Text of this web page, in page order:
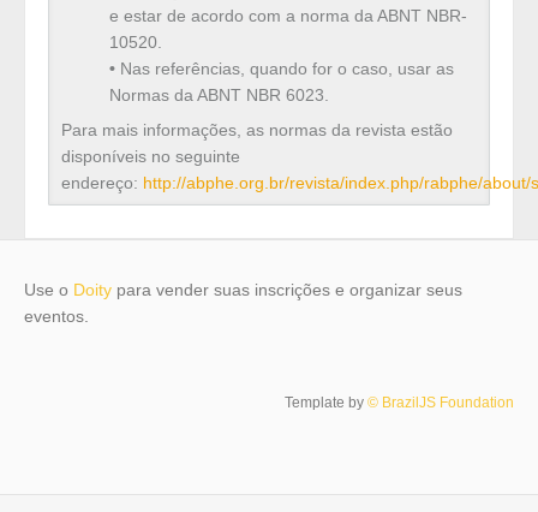
e estar de acordo com a norma da ABNT NBR-
10520.
• Nas referências, quando for o caso, usar as
Normas da ABNT NBR 6023.
Para mais informações, as normas da revista estão
disponíveis no seguinte
endereço: http://abphe.org.br/revista/index.php/rabphe/
Use o Doity para vender suas inscrições e organizar seus
eventos.
Template by © BrazilJS Foundation